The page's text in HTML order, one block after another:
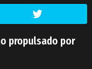
propulsado por